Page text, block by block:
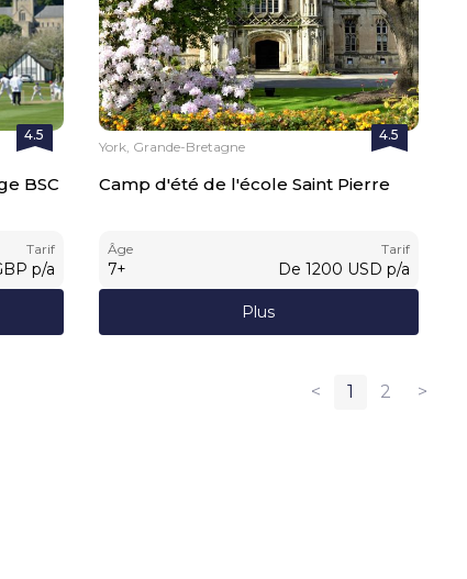
4.5
BSC
Tarif
p/a
4.5
York, Grande-Bretagne
Camp d'été de l'école Saint Pierre
Âge
7+
Tarif
De 1200 USD p/a
Plus
< 1 2 >